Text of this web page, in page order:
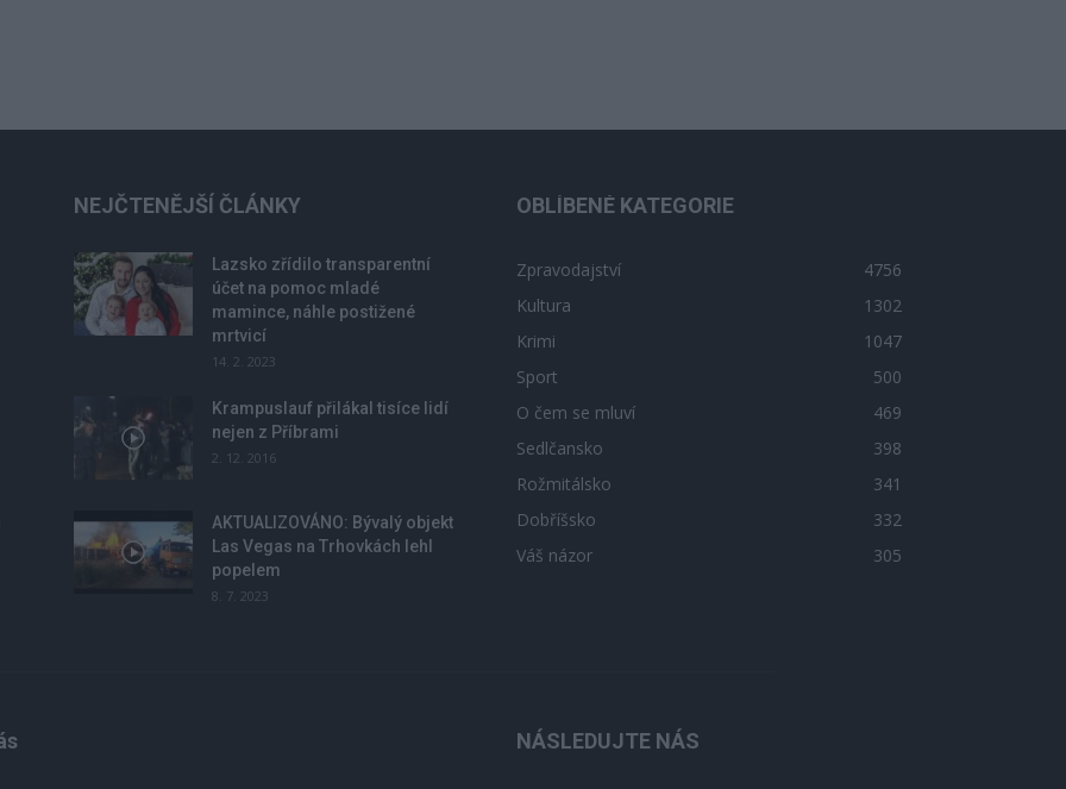
NEJČTENĚJŠÍ ČLÁNKY
Lazsko zřídilo transparentní
účet na pomoc mladé
mamince, náhle postižené
mrtvicí
14. 2. 2023
Krampuslauf přilákal tisíce lidí
nejen z Příbrami
2. 12. 2016
AKTUALIZOVÁNO: Bývalý objekt
Las Vegas na Trhovkách lehl
popelem
8. 7. 2023
OBLÍBENÉ KATEGORIE
Zpravodajství
4756
Kultura
1302
Krimi
1047
Sport
500
O čem se mluví
469
Sedlčansko
398
Rožmitálsko
341
Dobříšsko
332
Váš názor
305
NÁSLEDUJTE NÁS